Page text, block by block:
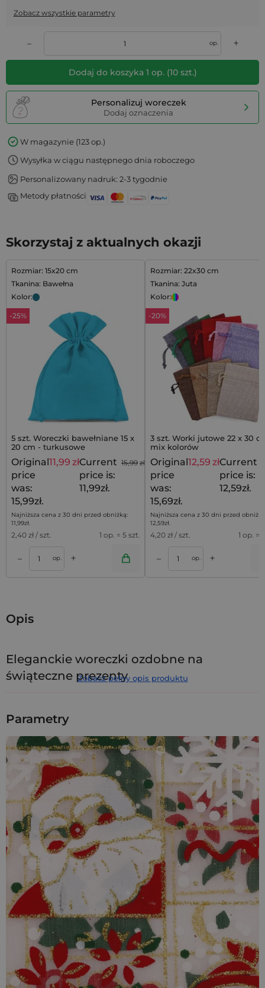
Zobacz wszystkie parametry
– op. +
Dodaj do koszyka 1 op. (10szt.)
Personalizuj woreczek
Dodaj oznaczenia
W magazynie (123 op.)
Wysyłka w ciągu następnego dnia roboczego
Personalizowany nadruk: 2-3 tygodnie
Metody płatności
Skorzystaj z aktualnych okazji
Rozmiar: 15x20 cm
Tkanina: Bawełna
Kolor:
-25%
5 szt. Woreczki bawełniane 15 x
20 cm - turkusowe
15,99 zł
Original
price
was:
15,99zł.
11,99 złCurrent
price is:
11,99zł.
Najniższa cena z 30 dni przed obniżką:
11,99zł.
2,40 zł / szt. 1 op. = 5 szt.
– op. +
Rozmiar: 22x30 cm
Tkanina: Juta
Kolor:
-20%
3 szt. Worki jutowe 22 x 30
mix kolorów
Original
price
was:
15,69zł.
12,59 złCurrent
price is:
12,59zł.
Najniższa cena z 30 dni przed
12,59zł.
4,20 zł / szt. 1 op. =
– op. +
Dodaj do koszyka
Opis
Eleganckie woreczki ozdobne na
świąteczne prezenty
Zestaw10 białych woreczków ozdobnych
10 x 13 cm
które podkreśli charakter drobnych prezentów i stworzy
spójny, elegancki efekt.
Dlaczego warto wybrać woreczki z organzy?
Naszeworeczki z organzy
łączą elegancki wygląd z
funkcjonalnością. Delikatny, półprzezroczysty materiał
subtelnie eksponuje zawartość, a jednocześnie jest trwały i
odporny na rozdarcia. Dzięki praktycznemu ściągaczowi
woreczki można łatwo i szybko zamknąć, co sprawia, że
pakowanie prezentów staje się wygodne i estetyczne.
Subtelna prezentacja
- półprzezroczysty materiał
delikatnie eksponuje zawartość, nadając upominkom
lekkości i stylu.
Idealny rozmiar:
10 x 13 cm to wymiar stworzony na
drobne skarby.
Wygodne zamykanie: Szybkie i eleganckie dzięki
podwójnemu ściągaczowi.
Uniwersalny kolor:Biel pasuje do każdej świątecznej
aranżacji.
Zobacz pełny opis produktu
Parametry